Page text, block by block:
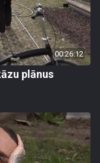
00:26:12
plānus